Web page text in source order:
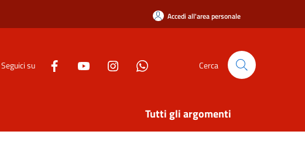
Accedi all'area personale
Seguici su Cerca
Tutti gli argomenti